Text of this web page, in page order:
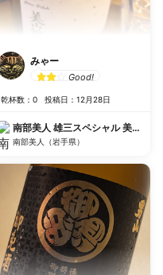
みゃー
Good!
乾杯数：0 投稿日：12月28日
南部美人 雄三スペシャル 美山錦純
南部美人（岩手県）